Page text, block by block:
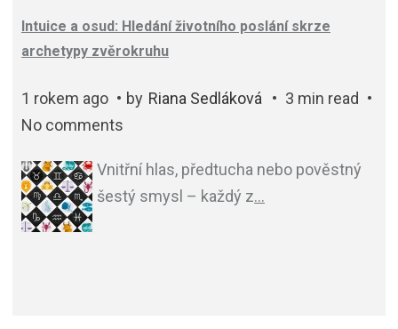
Intuice a osud: Hledání životního poslání skrze
archetypy zvěrokruhu
1 rokem ago by Riana Sedláková
3 min read
No comments
Vnitřní hlas, předtucha nebo pověstný
šestý smysl – každý z…